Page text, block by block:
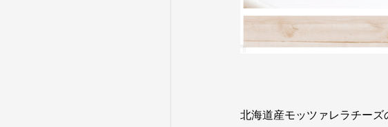
北海道産モッツァレラチー